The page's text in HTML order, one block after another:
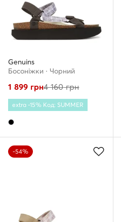
Genuins
Босоніжки · Чорний
1 899 грн4 160грн
extra -15% Код: SUMMER
-54%